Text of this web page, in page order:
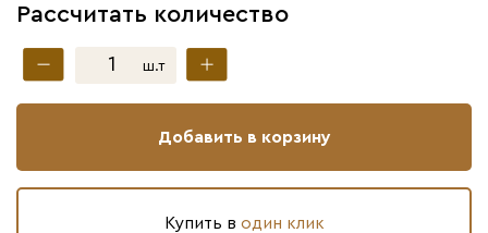
Рассчитать количество
ш.т
Добавить в корзину
Купить в один клик